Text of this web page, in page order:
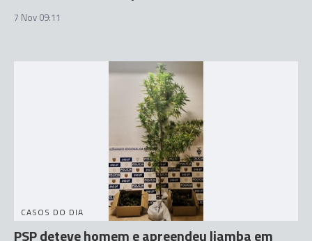
7 Nov 09:11
CASOS DO DIA
PSP deteve homem e apreendeu liamba em